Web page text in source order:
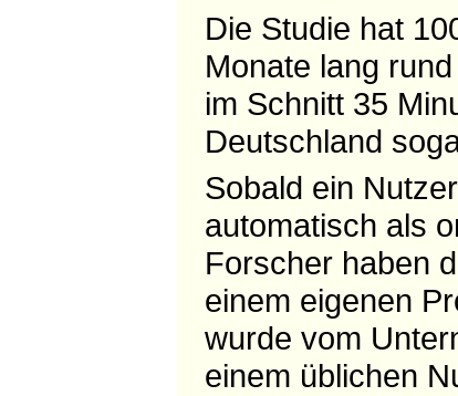
Die Studie hat
Monate lang
im Schnitt 35
Deutschland
Sobald ein
automatisch als
Forscher haben
einem eigenen
wurde vom
einem üblichen